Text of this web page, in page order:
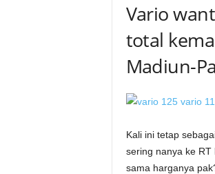
Vario
total
Madiun-
Kali ini tetap
sering nanya ke
sama harganya